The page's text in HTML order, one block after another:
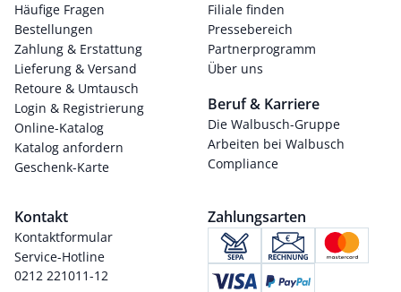
Häufige Fragen
Bestellungen
Zahlung & Erstattung
Lieferung & Versand
Retoure & Umtausch
Login & Registrierung
Online-Katalog
Katalog anfordern
Geschenk-Karte
Filiale finden
Pressebereich
Partnerprogramm
Über uns
Beruf & Karriere
Die Walbusch-Gruppe
Arbeiten bei Walbusch
Compliance
Kontakt
Kontaktformular
Service-Hotline
0212 221011-12
Zahlungsarten